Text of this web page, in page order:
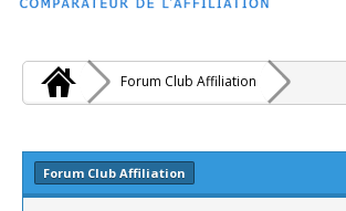
Forum Club Affiliation
Forum Club Affiliation